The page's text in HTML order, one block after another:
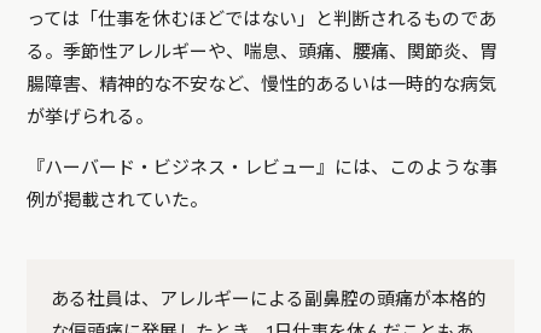
っては「仕事を休むほどではない」と判断されるものであ
る。季節性アレルギーや、喘息、頭痛、腰痛、関節炎、胃
腸障害、精神的な不安など、慢性的あるいは一時的な病気
が挙げられる。
『ハーバード・ビジネス・レビュー』には、このような事
例が掲載されていた。
ある社員は、アレルギーによる副鼻腔の頭痛が本格的